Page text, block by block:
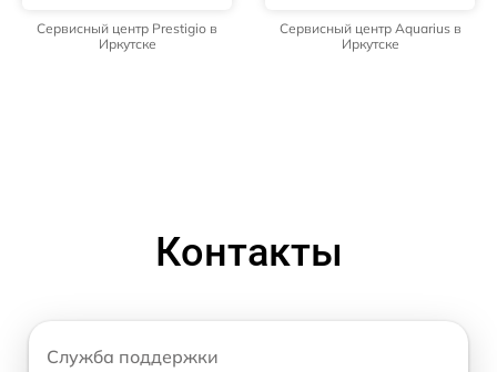
Сервисный центр Prestigio в
Иркутске
Сервисный центр Aquarius в
Иркутске
Контакты
Служба поддержки